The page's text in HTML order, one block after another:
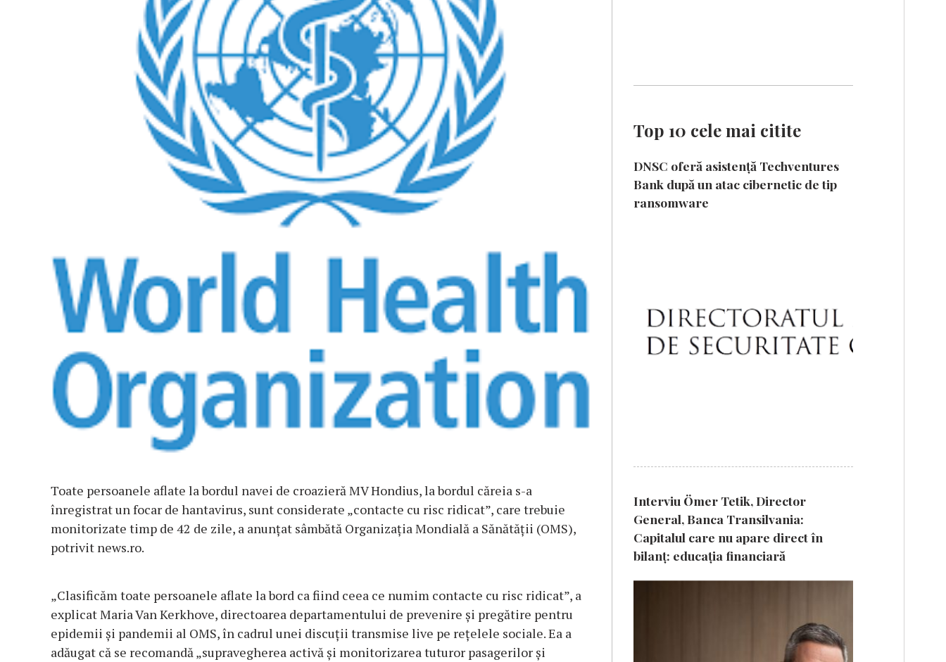
Toate persoanele aflate la bordul navei de croazieră MV Hondius, la bordul căreia s-a
înregistrat un focar de hantavirus, sunt considerate „contacte cu risc ridicat”, care trebuie
monitorizate timp de 42 de zile, a anunţat sâmbătă Organizaţia Mondială a Sănătăţii (OMS),
potrivit news.ro.
„Clasificăm toate persoanele aflate la bord ca fiind ceea ce numim contacte cu risc ridicat”, a
explicat Maria Van Kerkhove, directoarea departamentului de prevenire şi pregătire pentru
epidemii şi pandemii al OMS, în cadrul unei discuţii transmise live pe reţelele sociale. Ea a
adăugat că se recomandă „supravegherea activă şi monitorizarea tuturor pasagerilor şi
Top 10 cele mai citite
DNSC oferă asistență Techventures
Bank după un atac cibernetic de tip
ransomware
Interviu Ömer Tetik, Director
General, Banca Transilvania:
Capitalul care nu apare direct în
bilanț: educația financiară